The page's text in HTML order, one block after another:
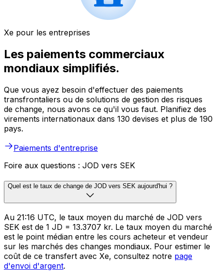
Xe pour les entreprises
Les paiements commerciaux
mondiaux simplifiés.
Que vous ayez besoin d'effectuer des paiements
transfrontaliers ou de solutions de gestion des risques
de change, nous avons ce qu'il vous faut. Planifiez des
virements internationaux dans 130 devises et plus de 190
pays.
Paiements d'entreprise
Foire aux questions : JOD vers SEK
Quel est le taux de change de JOD vers SEK aujourd'hui ?
Au 21:16 UTC, le taux moyen du marché de JOD vers
SEK est de 1 JD = 13.3707 kr. Le taux moyen du marché
est le point médian entre les cours acheteur et vendeur
sur les marchés des changes mondiaux. Pour estimer le
coût de ce transfert avec Xe, consultez notre page
d'envoi d'argent.